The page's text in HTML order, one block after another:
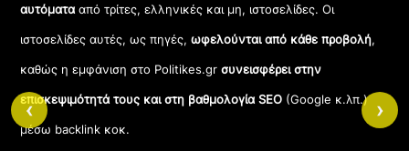
αυτόματααπό τρίτες, ελληνικές και μη, ιστοσελίδες. Οι
ιστοσελίδες αυτές, ως πηγές,ωφελούνται από κάθε προβολή,
καθώς η εμφάνιση στο Politikes.gr συνεισφέρει στην
επισκεψιμότητά τους και στη βαθμολογία SEO (Google κ.λπ.)
μέσω backlink κοκ.
‹ ›